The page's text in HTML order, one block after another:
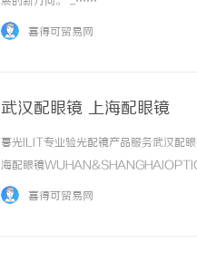
喜得可贸易网
武汉配眼镜 上海配眼镜
暮光ILIT专业验光配镜产品服务武汉配
海配眼镜
品牌，现于武汉与上海设有4家门店。
喜得可贸易网